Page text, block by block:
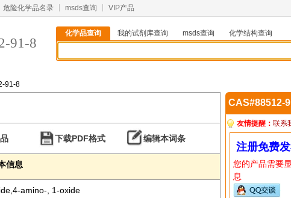
危险化学品名录 msds查询 VIP产品
91-8
化学品查询 我的试剂库查询 msds查询
化学结构查询
91-8
下载PDF格式 编辑本词条
信息
amino-, 1-oxide
CAS#88512-
友情提醒： 联系
注册免费
您的产品需要
息